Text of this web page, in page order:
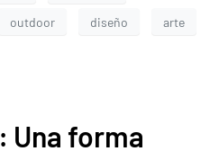
outdoor diseño arte
Una forma